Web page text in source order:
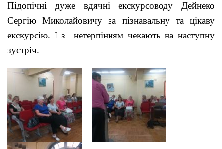
Підопічні дуже вдячні екскурсоводу Дейнеко
Сергію Миколайовичу за пізнавальну та цікаву
екскурсію. І з нетерпінням чекають на наступну
зустріч.